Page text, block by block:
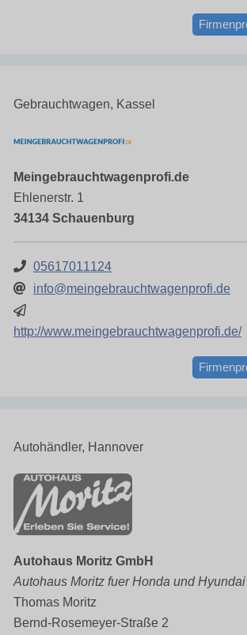
Gebrauchtwagen, Kassel
Meingebrauchtwagenprofi.de
Ehlenerstr. 1
34134 Schauenburg
05617011124
info@meingebrauchtwagenprofi.de
http://www.meingebrauchtwagenprofi.de/
Autohändler, Hannover
Autohaus Moritz GmbH
Autohaus Moritz fuer Honda und Hyundai
Thomas Moritz
Bernd-Rosemeyer-Straße 2